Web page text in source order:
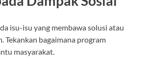
isu-isu yang membawa solusi atau
Tekankan bagaimana program
masyarakat.